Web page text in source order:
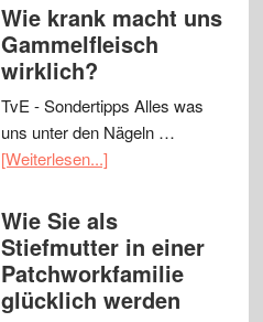
Wie krank macht uns
Gammelfleisch
wirklich?
TvE - Sondertipps Alles was
uns unter den Nägeln …
[Weiterlesen...]
Wie Sie als
Stiefmutter in einer
Patchworkfamilie
glücklich werden